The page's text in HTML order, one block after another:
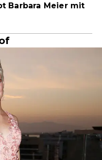
Barbara Meier mit